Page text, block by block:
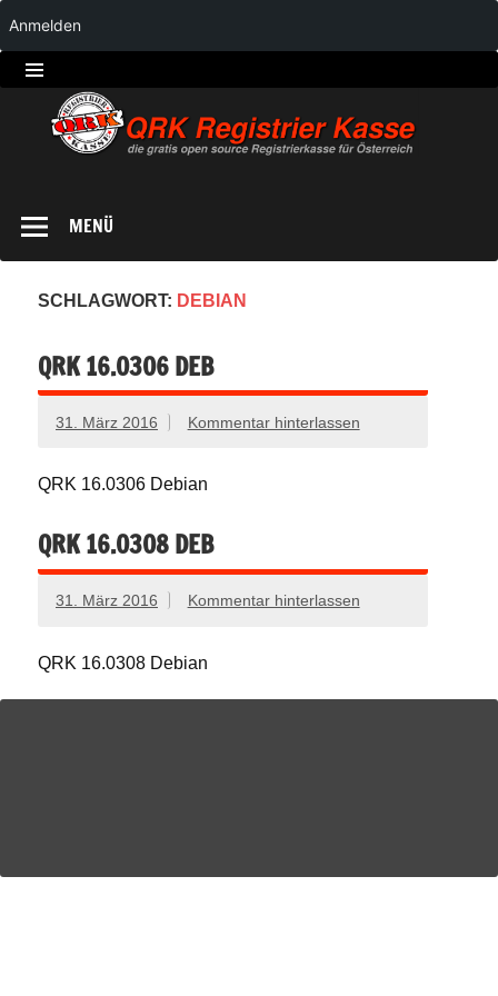
QRK
MENÜ
SCHLAGWORT: DEBIAN
QRK 16.0306 DEB
31. März 2016 Kommentar hinterlassen
QRK 16.0306 Debian
QRK 16.0308 DEB
31. März 2016 Kommentar hinterlassen
QRK 16.0308 Debian
Anmelden